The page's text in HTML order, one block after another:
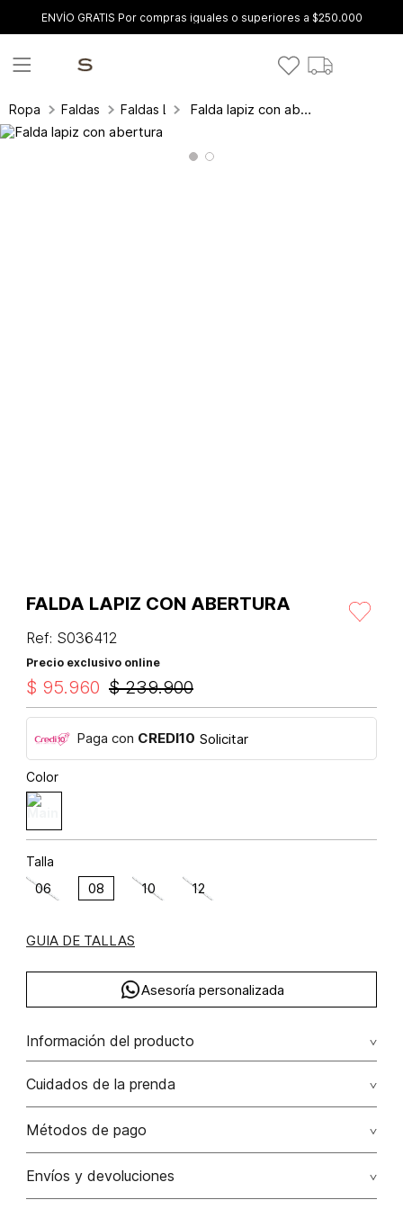
ENVÍO GRATIS Por compras iguales o superiores a $250.000
Ropa Faldas Faldas Largas Falda lapiz con abertura
FALDA LAPIZ CON ABERTURA
Ref: S036412
Precio exclusivo online
$ 239.900
$ 95.960
Paga con CREDI10 Solicitar
Color
Talla
06 08 10 12
GUIA DE TALLAS
Asesoría personalizada
Información del producto
Falda lapiz con abertura algodón 50% poliamida 48% elastano
2% 50.00% algodón/cotton48.00% poliamida/polyamide2.00%
elastano/elastane
Cuidados de la prenda
Lavar a mano por separado / no dejar en remojo / no
No usar lejia
Métodos de pago
Tarjetas de crédito: Visa, Dinners, Master Card y American
Envíos y devoluciones